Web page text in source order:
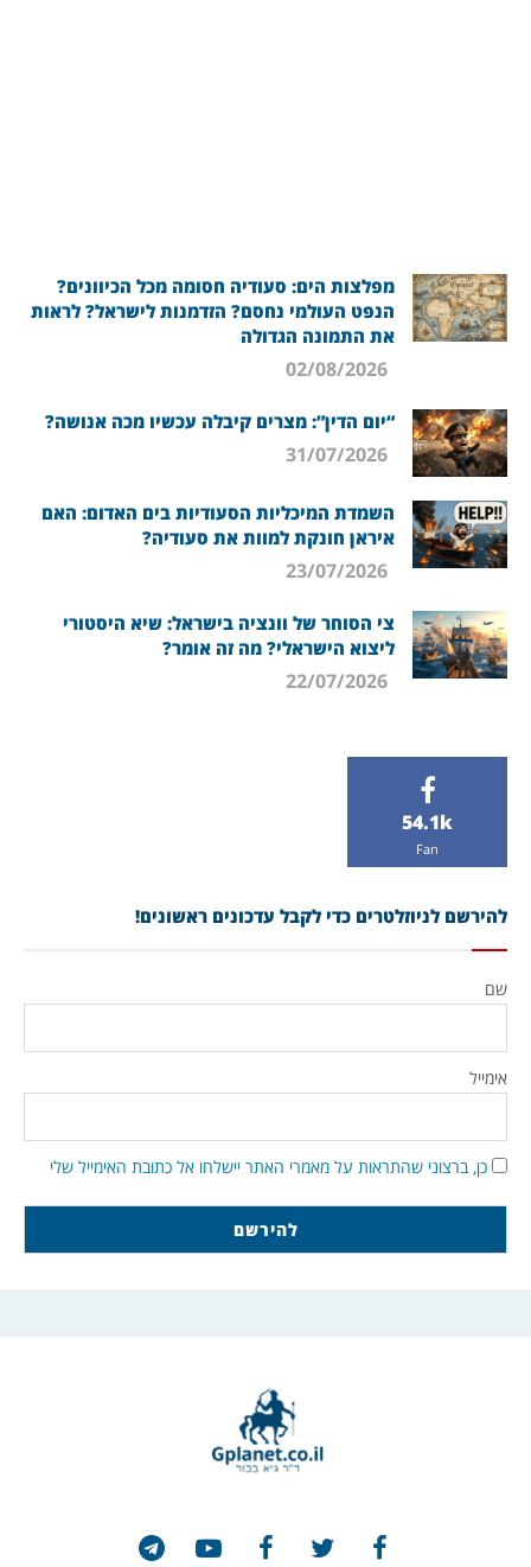
מפלצות הים: סעודיה חסומה מכל הכיוונים?
הנפט העולמי נחסם? הזדמנות לישראל? לראות
את התמונה הגדולה
“יום הדין”: מצרים קיבלה עכשיו מכה אנושה?
השמדת המיכליות הסעודיות בים האדום: האם
איראן חונקת למוות את סעודיה?
צי הסוחר של וונציה בישראל: שיא היסטורי
ליצוא הישראלי? מה זה אומר?
54.1k
Fan
להירשם לניוזלטרים כדי לקבל עדכונים ראשונים!
שם
אימייל
כן, ברצוני שהתראות על מאמרי האתר יישלחו אל כתובת האימייל שלי